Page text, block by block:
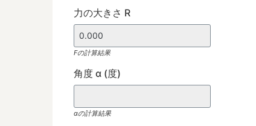
力の大きさ R
Fの計算結果
角度 α (度)
αの計算結果